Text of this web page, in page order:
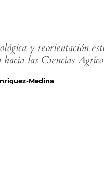
y reorientación
las Ciencias
Medina